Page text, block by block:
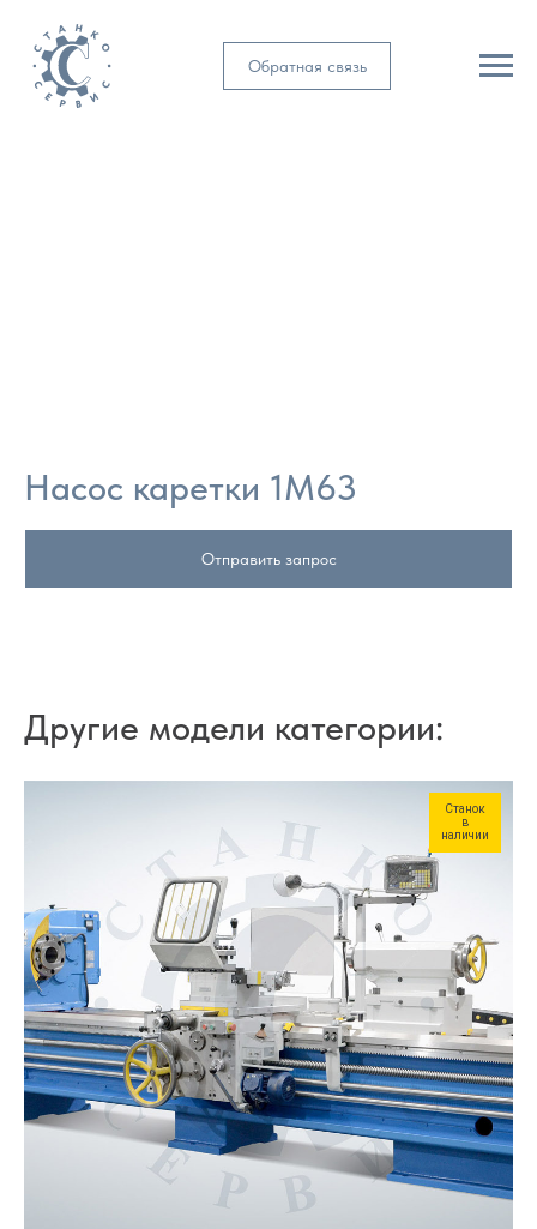
Обратная связь
Насос каретки 1М63
Отправить запрос
Другие модели категории:
Станок
в
наличии